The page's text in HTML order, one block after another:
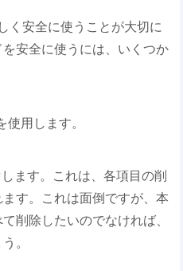
く安全に使うことが大切に
安全に使うには、いくつか
用します。
します。これは、各項目の削
す。これは面倒ですが、本
削除したいのでなければ、
。